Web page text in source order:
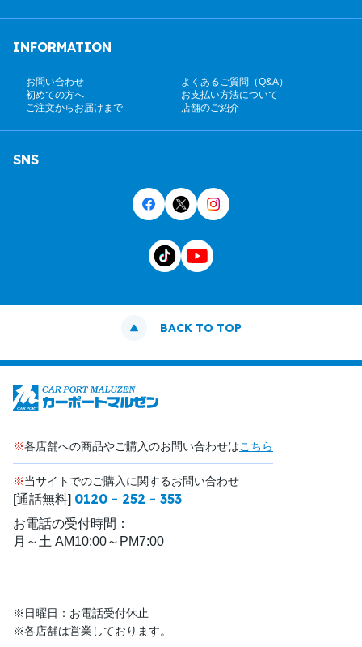
INFORMATION
お問い合わせ
よくあるご質問（Q&A）
初めての方へ
お支払い方法について
ご注文からお届けまで
店舗のご紹介
SNS
BACK TO TOP
※各店舗への商品やご購入のお問い合わせはこちら
※当サイトでのご購入に関するお問い合わせ
[通話無料] 0120 - 252 - 353
お電話の受付時間：
月～土 AM10:00～PM7:00
※日曜日：お電話受付休止
※各店舗は営業しております。